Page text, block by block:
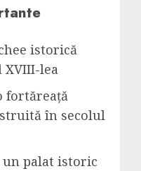
istorică
lea
fortăreață
în secolul
un palat istoric